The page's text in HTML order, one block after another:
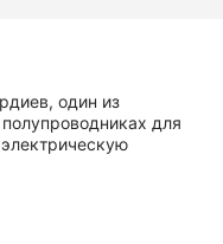
один из
для